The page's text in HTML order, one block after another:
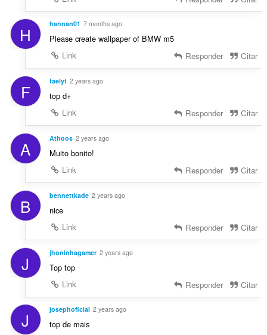
H hannan01 7 months ago
Please create wallpaper of BMW m5
Link
Responder Citar
F faelyt 2 years ago
top d+
Link
Responder Citar
A Athoos 2 years ago
Muito bonito!
Link
Responder Citar
B bennettkade 2 years ago
nice
Link
Responder Citar
J jhoninhagamer 2 years ago
Top top
Link
Responder Citar
J josephoficial 2 years ago
top de mais